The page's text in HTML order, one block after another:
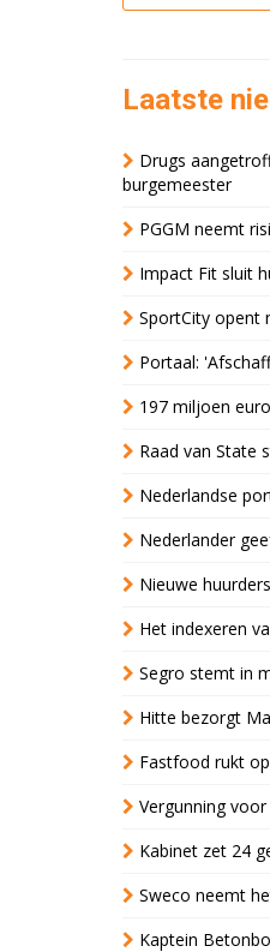
Laatste
Drugs
burgemeester
PGGM neemt
Impact Fit sluit
SportCity opent
Portaal:
197 miljoen
Raad van State
Nederlandse
Nederlander
Nieuwe
Het indexeren
Segro stemt in
Hitte bezorgt
Fastfood rukt
Vergunning
Kabinet zet 24
Sweco neemt
Kaptein